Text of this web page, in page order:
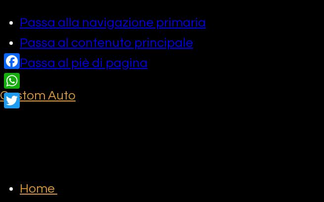
Passa alla navigazione primaria
Passa al contenuto principale
Passa al piè di pagina
Custom Auto
Home
Facebook
WhatsApp